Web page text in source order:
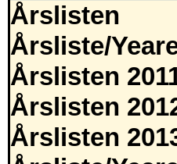
Årslisten
Årsliste/
Årslisten
Årslisten
Årslisten